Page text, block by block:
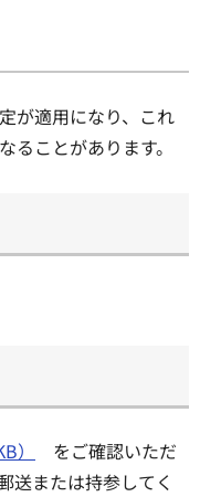
が適用になり、これ
ることがあります。
）
をご確認いただ
送または持参してく